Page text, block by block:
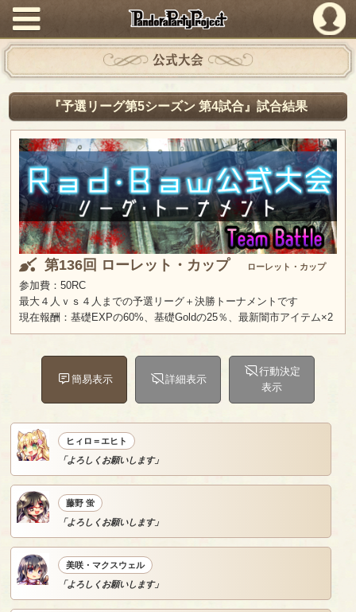
PandoraPartyProject
公式大会
『予選リーグ第5シーズン 第4試合』試合結果
第136回 ローレット・カップ ローレット・カップ
参加費：50RC
最大４人ｖｓ４人までの予選リーグ＋決勝トーナメントです
現在報酬：基礎EXPの60%、基礎Goldの25％、最新闇市アイテム×2
簡易表示 詳細表示
行動決定
表示
ヒィロ＝エヒト
「よろしくお願いします」
藤野 蛍
「よろしくお願いします」
美咲・マクスウェル
「よろしくお願いします」